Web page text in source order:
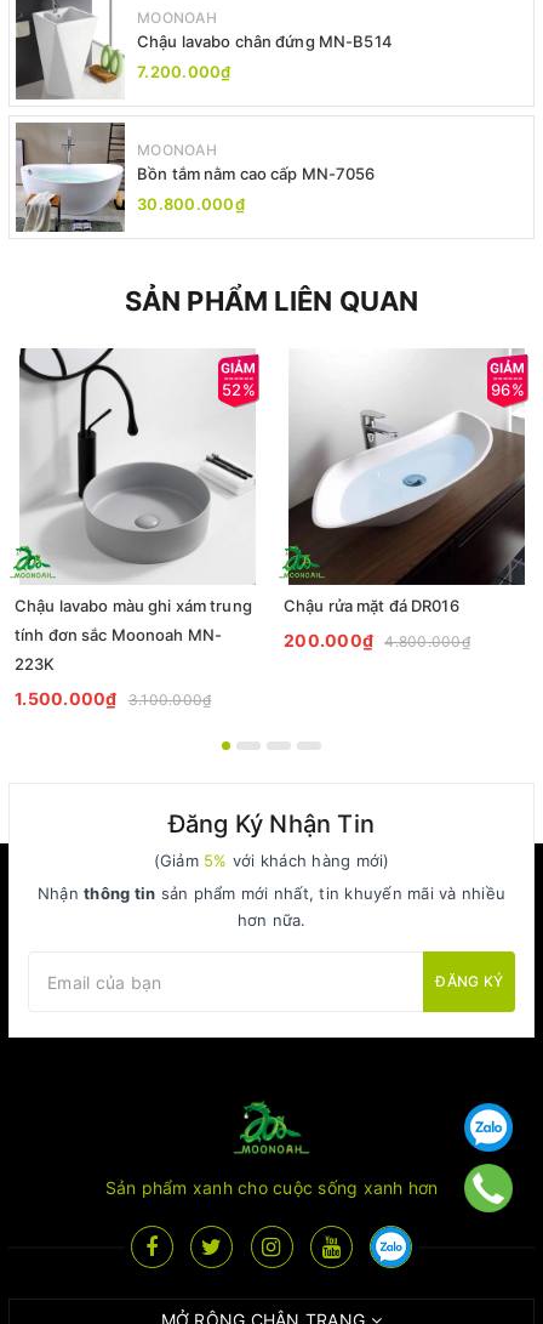
MOONOAH
Chậu lavabo chân đứng MN-B514
7.200.000₫
MOONOAH
Bồn tắm nằm cao cấp MN-7056
30.800.000₫
SẢN PHẨM LIÊN QUAN
52%
Chậu lavabo màu ghi xám trung
tính đơn sắc Moonoah MN-
223K
1.500.000₫ 3.100.000₫
96%
Chậu rửa mặt đá DR016
200.000₫ 4.800.000₫
Đăng Ký Nhận Tin
(Giảm 5% với khách hàng mới)
Nhậnthông tin sản phẩm mới nhất, tin khuyến mãi và nhiều
hơn nữa.
ĐĂNG KÝ
Sản phẩm xanh cho cuộc sống xanh hơn
MỞ RỘNG CHÂN TRANG